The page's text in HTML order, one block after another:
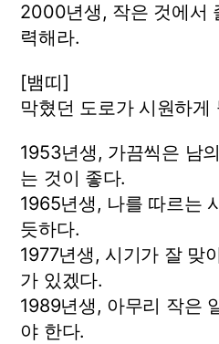
2000년생, 작은 것에서
력해라.
[뱀띠]
막혔던 도로가 시원하게
1953년생, 가끔씩은 남
는 것이 좋다.
1965년생, 나를 따르는
듯하다.
1977년생, 시기가 잘 맞
가 있겠다.
1989년생, 아무리 작은
야 한다.